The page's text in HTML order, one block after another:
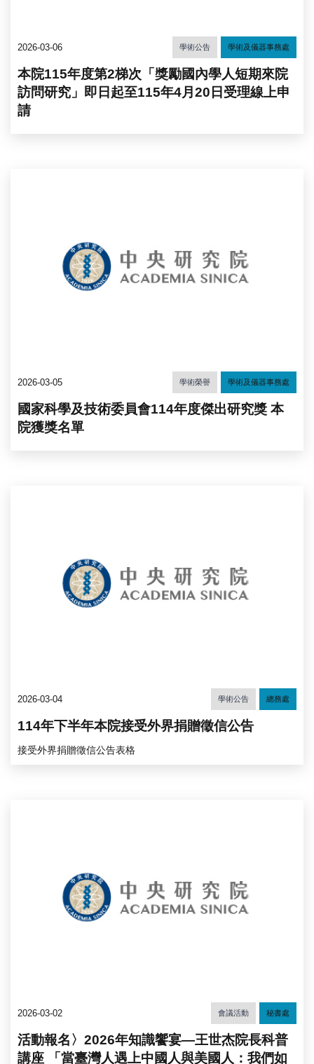
2026-03-06 學術公告 學術及儀器事務處
本院115年度第2梯次「獎勵國內學人短期來院
訪問研究」即日起至115年4月20日受理線上申
請
2026-03-05 學術榮譽 學術及儀器事務處
國家科學及技術委員會114年度傑出研究獎 本
院獲獎名單
2026-03-04 學術公告 總務處
114年下半年本院接受外界捐贈徵信公告
接受外界捐贈徵信公告表格
2026-03-02 會議活動 秘書處
活動報名〉2026年知識饗宴—王世杰院長科普
講座 「當臺灣人遇上中國人與美國人：我們如